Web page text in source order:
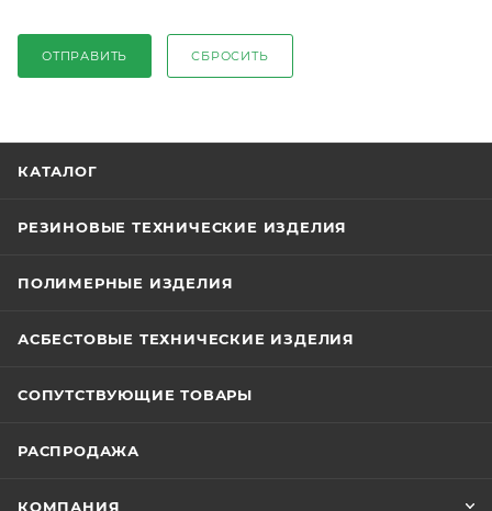
ОТПРАВИТЬ СБРОСИТЬ
КАТАЛОГ
РЕЗИНОВЫЕ ТЕХНИЧЕСКИЕ ИЗДЕЛИЯ
ПОЛИМЕРНЫЕ ИЗДЕЛИЯ
АСБЕСТОВЫЕ ТЕХНИЧЕСКИЕ ИЗДЕЛИЯ
СОПУТСТВУЮЩИЕ ТОВАРЫ
РАСПРОДАЖА
КОМПАНИЯ